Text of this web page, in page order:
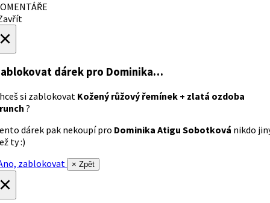
dárek pro Dominika…
si zablokovat Kožený růžový řemínek + zlatá ozdoba
?
dárek pak nekoupí pro Dominika Atigu Sobotková nikdo
ty :)
zablokovat
× Zpět